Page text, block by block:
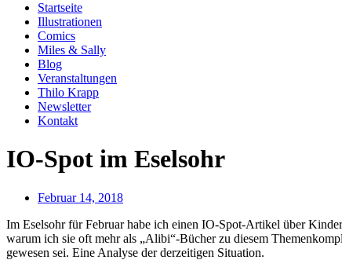
Startseite
Illustrationen
Comics
Miles & Sally
Blog
Veranstaltungen
Thilo Krapp
Newsletter
Kontakt
IO-Spot im Eselsohr
Februar 14, 2018
Im Eselsohr für Februar habe ich einen IO-Spot-Artikel über
warum ich sie oft mehr als „Alibi“-Bücher zu diesem
gewesen sei. Eine Analyse der derzeitigen Situation.